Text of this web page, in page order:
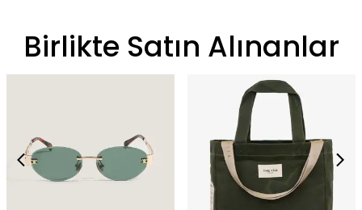
Birlikte Satın Alınanlar